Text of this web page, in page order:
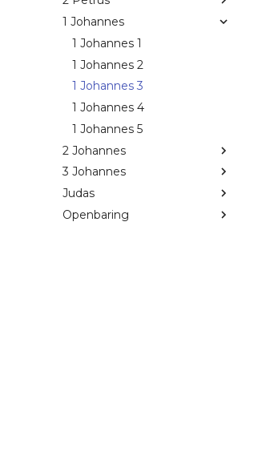
1 Johannes
1 Johannes 1
1 Johannes 2
1 Johannes 3
1 Johannes 4
1 Johannes 5
2 Johannes
3 Johannes
Judas
Openbaring